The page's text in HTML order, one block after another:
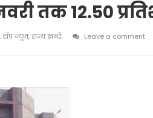
तक 12.50
,टॉप न्यूज़,राज्य खबरें
Leave a comment